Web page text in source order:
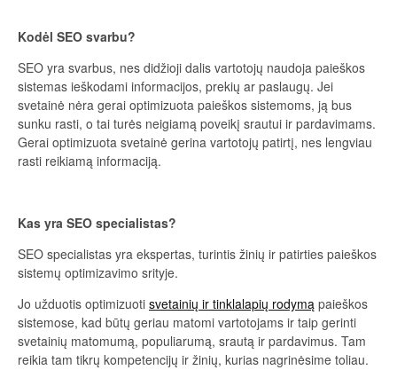
Kodėl SEO svarbu?
SEO yra svarbus, nes didžioji dalis vartotojų naudoja paieškos
sistemas ieškodami informacijos, prekių ar paslaugų. Jei
svetainė nėra gerai optimizuota paieškos sistemoms, ją bus
sunku rasti, o tai turės neigiamą poveikį srautui ir pardavimams.
Gerai optimizuota svetainė gerina vartotojų patirtį, nes lengviau
rasti reikiamą informaciją.
Kas yra SEO specialistas?
SEO specialistas yra ekspertas, turintis žinių ir patirties paieškos
sistemų optimizavimo srityje.
Jo užduotis optimizuoti svetainių ir tinklalapių rodymą paieškos
sistemose, kad būtų geriau matomi vartotojams ir taip gerinti
svetainių matomumą, populiarumą, srautą ir pardavimus. Tam
reikia tam tikrų kompetencijų ir žinių, kurias nagrinėsime toliau.